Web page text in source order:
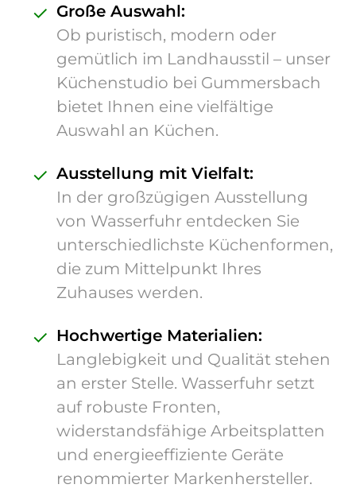
✓ Große Auswahl:
Ob puristisch, modern oder
gemütlich im Landhausstil – unser
Küchenstudio bei Gummersbach
bietet Ihnen eine vielfältige
Auswahl an Küchen.
✓ Ausstellung mit Vielfalt:
In der großzügigen Ausstellung
von Wasserfuhr entdecken Sie
unterschiedlichste Küchenformen,
die zum Mittelpunkt Ihres
Zuhauses werden.
✓ Hochwertige Materialien:
Langlebigkeit und Qualität stehen
an erster Stelle. Wasserfuhr setzt
auf robuste Fronten,
widerstandsfähige Arbeitsplatten
und energieeffiziente Geräte
renommierter Markenhersteller.